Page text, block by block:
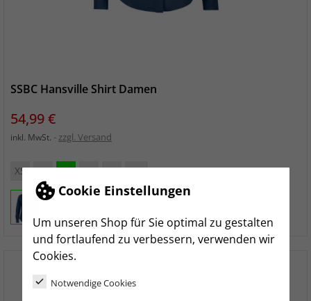
Cookie Einstellungen
Um unseren Shop für Sie optimal zu gestalten
und fortlaufend zu verbessern, verwenden wir
Cookies.
Notwendige Cookies
SSBC Hansville Shirt Damen
Preis
54,99 €
inkl. MwSt. zzgl. Versand
XS S M L XL XXL